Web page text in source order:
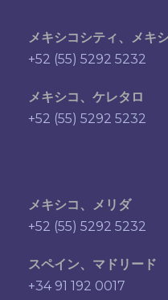
メキシコシティ、メキ
+52 (55) 5292 5232
メキシコ、ケレタロ
+52 (55) 5292 5232
メキシコ、メリダ
+52 (55) 5292 5232
スペイン、マドリード
+34 91 192 0017